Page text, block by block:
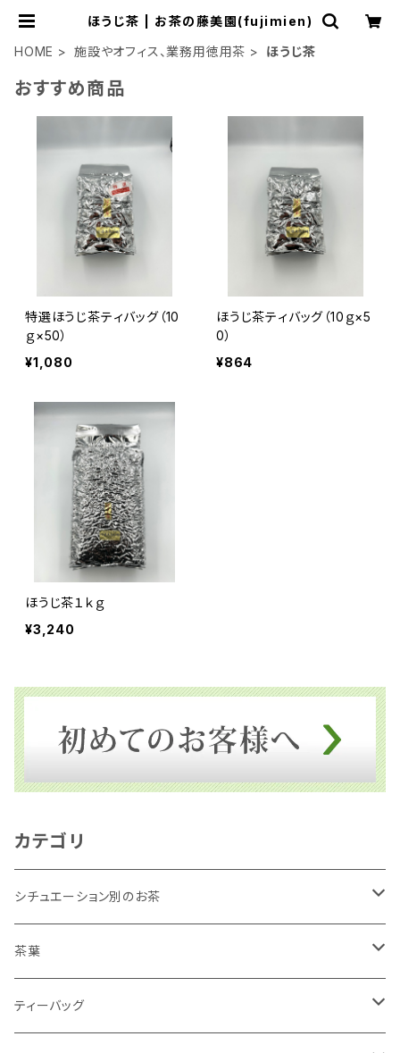
ほうじ茶 | お茶の藤美園(fujimien)
HOME
施設やオフィス、業務用徳用茶 ほうじ茶
おすすめ商品
特選ほうじ茶ティバッグ（10
ｇ×50）
¥1,080
ほうじ茶ティバッグ（10ｇ×5
0）
¥864
ほうじ茶１ｋｇ
¥3,240
カテゴリ
シチュエーション別のお茶
リラックスしたいとき
勉強や仕事に集中したいとき
茶葉
深むし緑茶
ティーバッグ